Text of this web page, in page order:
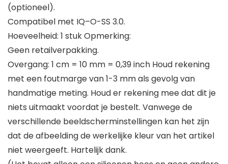
(optioneel).
Compatibel met IQ–O-SS 3.0.
Hoeveelheid: 1 stuk Opmerking:
Geen retailverpakking.
Overgang: 1 cm = 10 mm = 0,39 inch Houd rekening
met een foutmarge van 1-3 mm als gevolg van
handmatige meting. Houd er rekening mee dat dit je
niets uitmaakt voordat je bestelt. Vanwege de
verschillende beeldscherminstellingen kan het zijn
dat de afbeelding de werkelijke kleur van het artikel
niet weergeeft. Hartelijk dank.